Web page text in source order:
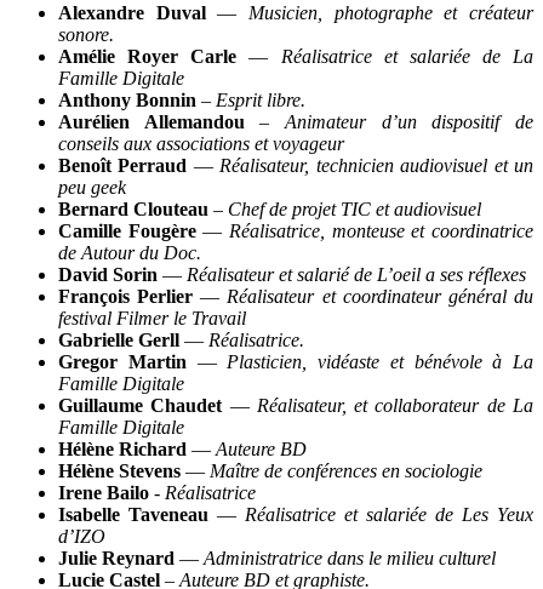
Alexandre Duval— Musicien, photographe et créateur
sonore.
Amélie Royer Carle — Réalisatrice et salariée de La
Famille Digitale
Anthony Bonnin – Esprit libre.
Aurélien Allemandou –Animateur d’un dispositif de
conseils aux associations et voyageur
Benoît Perraud — Réalisateur, technicien audiovisuel et un
peu geek
Bernard Clouteau – Chef de projet TIC et audiovisuel
Camille Fougère— Réalisatrice, monteuse et coordinatrice
de Autour du Doc.
David Sorin — Réalisateur et salarié de L’oeil a ses réflexes
François Perlier — Réalisateur et coordinateur général du
festival Filmer le Travail
Gabrielle Gerll — Réalisatrice.
Gregor Martin — Plasticien, vidéaste et bénévole à La
Famille Digitale
Guillaume Chaudet — Réalisateur, et collaborateur de La
Famille Digitale
Hélène Richard — Auteure BD
Hélène Stevens — Maître de conférences en sociologie
Irene Bailo - Réalisatrice
Isabelle Taveneau — Réalisatrice et salariée de Les Yeux
d’IZO
Julie Reynard — Administratrice dans le milieu culturel
Lucie Castel – Auteure BD et graphiste.